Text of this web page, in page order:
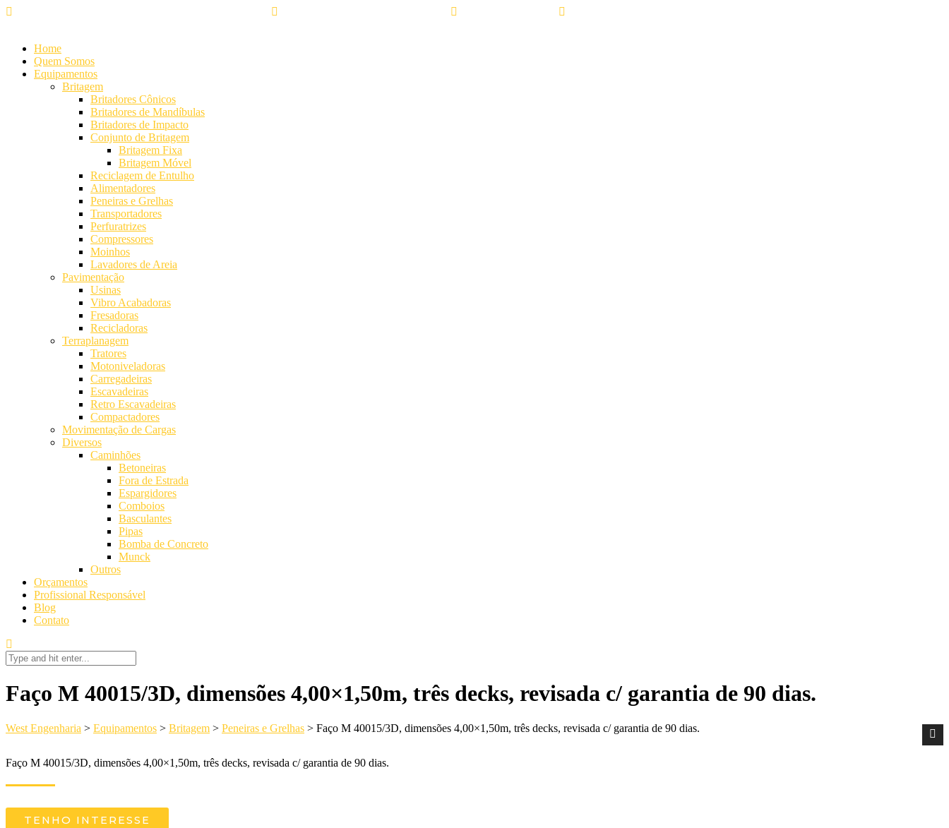
Home
Quem Somos
Equipamentos
Britagem
Britadores Cônicos
Britadores de Mandíbulas
Britadores de Impacto
Conjunto de Britagem
Britagem Fixa
Britagem Móvel
Reciclagem de Entulho
Alimentadores
Peneiras e Grelhas
Transportadores
Perfuratrizes
Compressores
Moinhos
Lavadores de Areia
Pavimentação
Usinas
Vibro Acabadoras
Fresadoras
Recicladoras
Terraplanagem
Tratores
Motoniveladoras
Carregadeiras
Escavadeiras
Retro Escavadeiras
Compactadores
Movimentação de Cargas
Diversos
Caminhões
Betoneiras
Fora de Estrada
Espargidores
Comboios
Basculantes
Pipas
Bomba de Concreto
Munck
Outros
Orçamentos
Profissional Responsável
Blog
Contato
Faço M 40015/3D, dimensões 4,00×1,50m, três decks, revisada c/ garantia de 90 dias.
West Engenharia > Equipamentos > Britagem > Peneiras e Grelhas > Faço M 40015/3D, dimensões 4,00×1,50m, três decks, revisada c/ garantia de 90 dias.
Faço M 40015/3D, dimensões 4,00×1,50m, três decks, revisada c/ garantia de 90 dias.
TENHO INTERESSE